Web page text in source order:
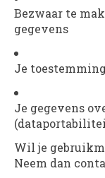
Bezwaar te
gegevens
Je
Je gegevens
Wil je
Neem dan